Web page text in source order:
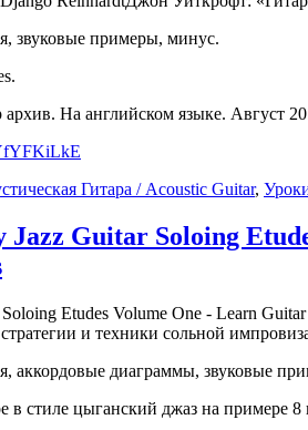
звуковые примеры, минус.
На английском языке. Август
Гитара / Acoustic Guitar,
Guitar Soloing
и техники сольной
аккордовые диаграммы, звуковые
в стиле цыганский джаз на примере 8